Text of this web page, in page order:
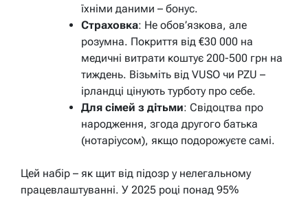
їхніми даними – бонус.
Страховка: Не обов’язкова, але
розумна. Покриття від €30 000 на
медичні витрати коштує 200-500 грн на
тиждень. Візьміть від VUSO чи PZU –
ірландці цінують турботу про себе.
Для сімей з дітьми: Свідоцтва про
народження, згода другого батька
(нотаріусом), якщо подорожуєте самі.
Цей набір – як щит від підозр у нелегальному
працевлаштуванні. У 2025 році понад 95%